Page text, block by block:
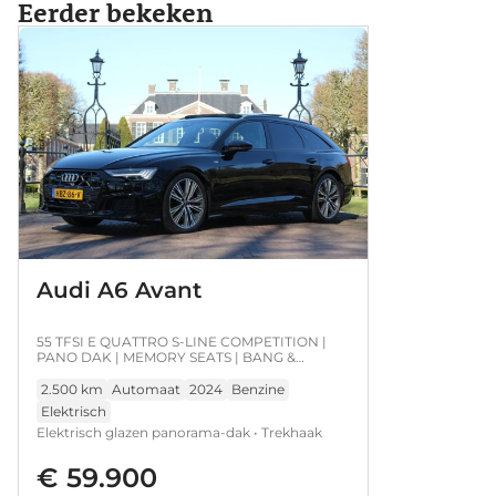
Eerder bekeken
Audi A6 Avant
55 TFSI E QUATTRO S-LINE COMPETITION |
PANO DAK | MEMORY SEATS | BANG &
EL. TREKHAAK | LED MATRIX | BOMVOL!! | 20''
LMV | EL. ACHTERKLEP | PERFECTE STAAT!
2.500 km Automaat 2024 Benzine
Elektrisch
Elektrisch glazen panorama-dak • Trekhaak
adaptief met stop&go • Elektrisch verstelb.
bestuurdersstoel met geheugen • 100%
€ 59.900